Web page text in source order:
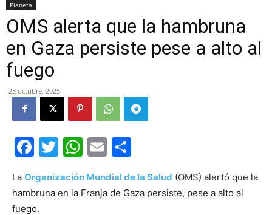
Planeta
OMS alerta que la hambruna
en Gaza persiste pese a alto al
fuego
23 octubre, 2025
Facebook
Twitter
WhatsApp
Email
La Organización Mundial de la Salud (OMS) alertó que la
hambruna en la Franja de Gaza persiste, pese a alto al
fuego.